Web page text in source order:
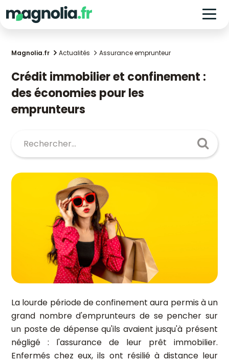
Magnolia.fr Actualités Assurance emprunteur
Crédit immobilier et confinement :
des économies pour les
emprunteurs
La lourde période de confinement aura permis à un
grand nombre d'emprunteurs de se pencher sur
un poste de dépense qu'ils avaient jusqu'à présent
négligé : l'assurance de leur prêt immobilier.
Enfermés chez eux, ils ont résilié à distance leur